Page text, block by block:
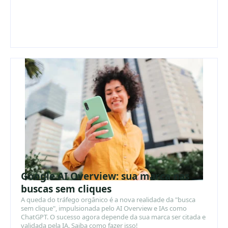
Google AI Overview: sua marca nas
buscas sem cliques
A queda do tráfego orgânico é a nova realidade da "busca
sem clique", impulsionada pelo AI Overview e IAs como
ChatGPT. O sucesso agora depende da sua marca ser citada e
validada pela IA. Saiba como fazer isso!